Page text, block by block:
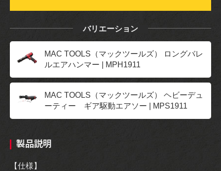
バリエーション
MAC TOOLS（マックツールズ） ロングバレ
ルエアハンマー | MPH1911
MAC TOOLS（マックツールズ） ヘビーデュ
ーティー ギア駆動エアソー | MPS1911
製品説明
【仕様】